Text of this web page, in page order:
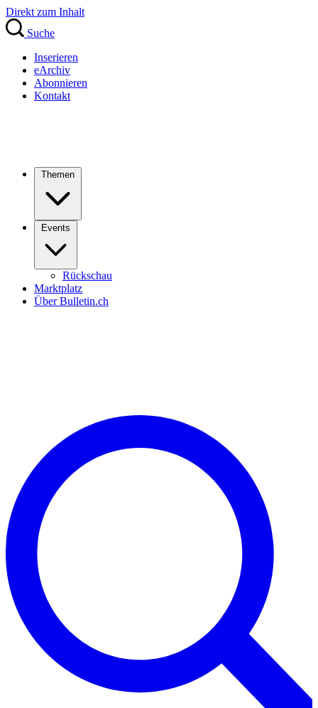
Direkt zum Inhalt
Suche
Inserieren
eArchiv
Abonnieren
Kontakt
Themen
Events
Rückschau
Marktplatz
Über Bulletin.ch